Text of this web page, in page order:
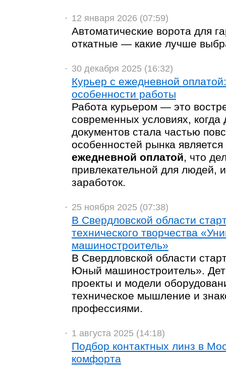
12 января 2026 (07:59)
Автоматические ворота для
откатные — какие лучше
30 декабря 2025 (16:32)
Курьер с ежедневной
особенности работы
Работа курьером — это
современных условиях, когда
документов стала частью
особенностей рынка
ежедневной оплатой, что
привлекательной для людей,
заработок.
25 ноября 2025 (07:38)
В Свердловской области
технического творчества
машиностроитель»
В Свердловской области
Юный машиностроитель».
проекты и модели
техническое мышление и
профессиями.
1 августа 2025 (14:18)
Подбор контактных линз в
комфорта